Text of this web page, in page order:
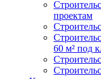
проектам
60 м² под